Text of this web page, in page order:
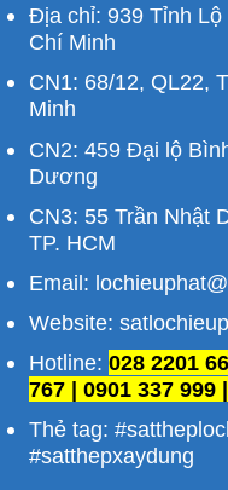
Địa chỉ: 939 Tỉnh
Chí Minh
CN1: 68/12, QL22,
Minh
CN2: 459 Đại lộ
Dương
CN3: 55 Trần Nhật
TP. HCM
Email:
Website:
Hotline: 028 2201
767 | 0901 337 999
Thẻ tag:
#satthepxaydung